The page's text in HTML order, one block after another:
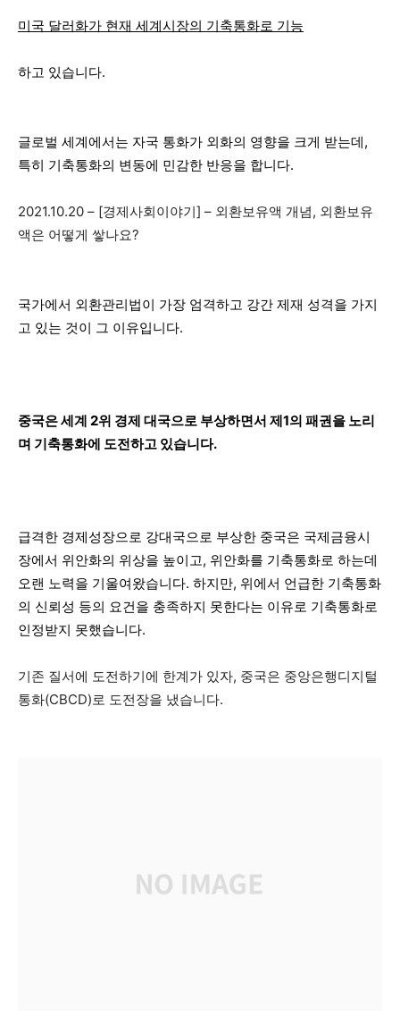
미국 달러화가 현재 세계시장의 기축통화로 기능
하고 있습니다.
글로벌 세계에서는 자국 통화가 외화의 영향을 크게 받는데,
특히 기축통화의 변동에 민감한 반응을 합니다.
2021.10.20 – [경제사회이야기] – 외환보유액 개념, 외환보유
액은 어떻게 쌓나요?
국가에서 외환관리법이 가장 엄격하고 강간 제재 성격을 가지
고 있는 것이 그 이유입니다.
중국은 세계 2위 경제 대국으로 부상하면서 제1의 패권을 노리
며 기축통화에 도전하고 있습니다.
급격한 경제성장으로 강대국으로 부상한 중국은 국제금융시
장에서 위안화의 위상을 높이고, 위안화를 기축통화로 하는데
오랜 노력을 기울여왔습니다. 하지만, 위에서 언급한 기축통화
의 신뢰성 등의 요건을 충족하지 못한다는 이유로 기축통화로
인정받지 못했습니다.
기존 질서에 도전하기에 한계가 있자, 중국은 중앙은행디지털
통화(CBCD)로 도전장을 냈습니다.